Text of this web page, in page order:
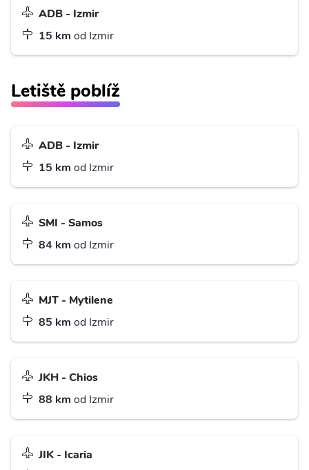
ADB - Izmir
15 km od Izmir
Letiště poblíž
ADB - Izmir
15 km od Izmir
SMI - Samos
84 km od Izmir
MJT - Mytilene
85 km od Izmir
JKH - Chios
88 km od Izmir
JIK - Icaria